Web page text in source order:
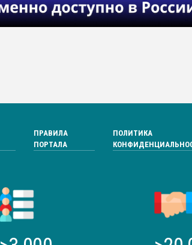
ПРАВИЛА
ПОРТАЛА
ПОЛИТИКА